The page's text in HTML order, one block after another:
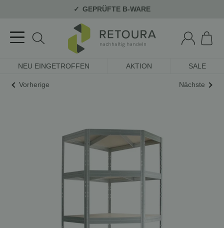
GEPRÜFTE B-WARE
NEU EINGETROFFEN AKTION SALE
Vorherige Nächste